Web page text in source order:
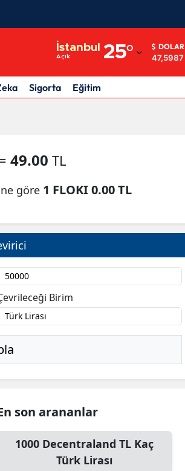
İstanbul
Açık 25°
Adıyaman
Afyonkarahisar
Antalya
Aydın
Balıkesir
Bilecik
Bingöl
Bitlis
Bursa
Çanakkale
Çankırı
DOLAR
47,5987
Sigorta Eğitim
49.00TL
göre 1 FLOKI 0.00 TL
Birim
son arananlar
1000 Decentraland TL Kaç
Türk Lirası